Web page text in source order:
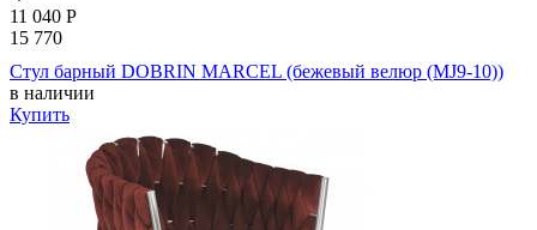
11 040 Р
15 770
Стул барный DOBRIN MARCEL (бежевый велюр (MJ9-10))
в наличии
Купить